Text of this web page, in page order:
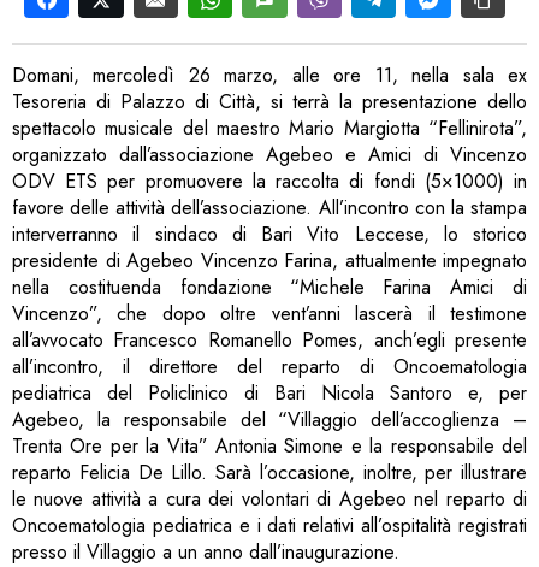
Domani, mercoledì 26 marzo, alle ore 11, nella sala ex
Tesoreria di Palazzo di Città, si terrà la presentazione dello
spettacolo musicale del maestro Mario Margiotta “Fellinirota”,
organizzato dall’associazione Agebeo e Amici di Vincenzo
ODV ETS per promuovere la raccolta di fondi (5×1000) in
favore delle attività dell’associazione. All’incontro con la stampa
interverranno il sindaco di Bari Vito Leccese, lo storico
presidente di Agebeo Vincenzo Farina, attualmente impegnato
nella costituenda fondazione “Michele Farina Amici di
Vincenzo”, che dopo oltre vent’anni lascerà il testimone
all’avvocato Francesco Romanello Pomes, anch’egli presente
all’incontro, il direttore del reparto di Oncoematologia
pediatrica del Policlinico di Bari Nicola Santoro e, per
Agebeo, la responsabile del “Villaggio dell’accoglienza –
Trenta Ore per la Vita” Antonia Simone e la responsabile del
reparto Felicia De Lillo. Sarà l’occasione, inoltre, per illustrare
le nuove attività a cura dei volontari di Agebeo nel reparto di
Oncoematologia pediatrica e i dati relativi all’ospitalità registrati
presso il Villaggio a un anno dall’inaugurazione.